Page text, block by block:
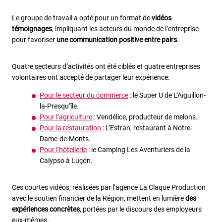
Le groupe de travail a opté pour un format devidéos
témoignages, impliquant les acteurs du monde de l’entreprise
pour favoriser une communication positive entre pairs.
Quatre secteurs d’activités ont été ciblés et quatre entreprises
volontaires ont accepté de partager leur expérience:
Pour le secteur du commerce : le Super U de L’Aiguillon-
la-Presqu’île.
Pour l’agriculture : Vendélice, producteur de melons.
Pour la restauration : L’Estran, restaurant à Notre-
Dame-de-Monts.
Pour l’hôtellerie : le Camping Les Aventuriers de la
Calypso à Luçon.
Ces courtes vidéos, réalisées par l’agence La Claque Production
avec le soutien financier de la Région, mettent en lumièredes
expériences concrètes, portées par le discours des employeurs
eux-mêmes.